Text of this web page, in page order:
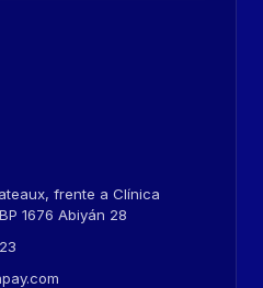
frente a Clínica
1676 Abiyán 28